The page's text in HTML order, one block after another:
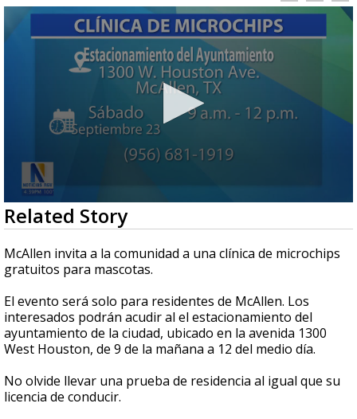
0
seconds
of
31
seconds
Related Story
McAllen invita a la comunidad a una clínica de microchips
gratuitos para mascotas.
El evento será solo para residentes de McAllen. Los
interesados podrán acudir al el estacionamiento del
ayuntamiento de la ciudad, ubicado en la avenida 1300
West Houston, de 9 de la mañana a 12 del medio día.
No olvide llevar una prueba de residencia al igual que su
licencia de conducir.